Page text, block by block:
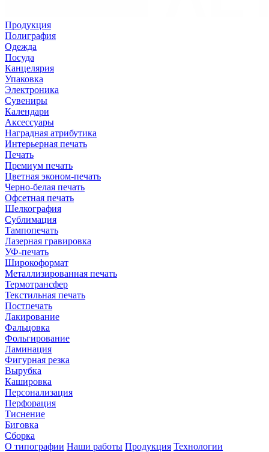
Продукция
Полиграфия
Одежда
Посуда
Канцелярия
Упаковка
Электроника
Сувениры
Календари
Аксессуары
Наградная атрибутика
Интерьерная печать
Печать
Премиум печать
Цветная эконом-печать
Черно-белая печать
Офсетная печать
Шелкография
Сублимация
Тампопечать
Лазерная гравировка
УФ-печать
Широкоформат
Металлизированная печать
Термотрансфер
Текстильная печать
Постпечать
Лакирование
Фальцовка
Фольгирование
Ламинация
Фигурная резка
Вырубка
Кашировка
Персонализация
Перфорация
Тиснение
Биговка
Сборка
О типографии Наши работы Продукция Технологии